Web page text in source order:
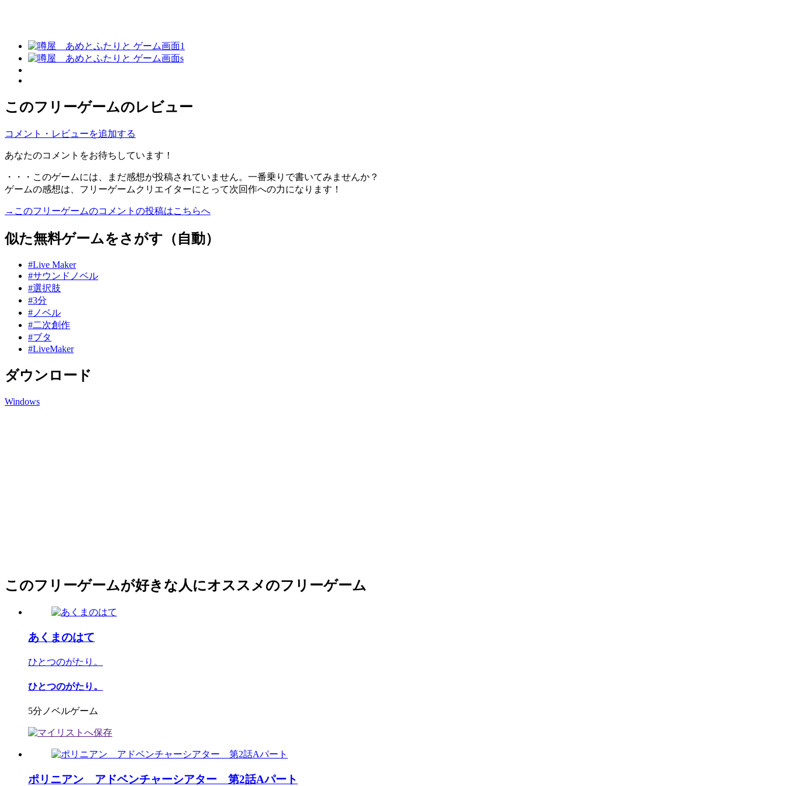
このフリーゲームのレビュー
コメント・レビューを追加する
あなたのコメントをお待ちしています！
・・・このゲームには、まだ感想が投稿されていません。一番乗りで書いてみませんか？
ゲームの感想は、フリーゲームクリエイターにとって次回作への力になります！
→このフリーゲームのコメントの投稿はこちらへ
似た無料ゲームをさがす（自動）
#Live Maker
#サウンドノベル
#選択肢
#3分
#ノベル
#二次創作
#ブタ
#LiveMaker
ダウンロード
Windows
このフリーゲームが好きな人にオススメのフリーゲーム
あくまのはて
ひとつのがたり。
ひとつのがたり。
5分ノベルゲーム
ポリニアン アドベンチャーシアター 第2話Aパート